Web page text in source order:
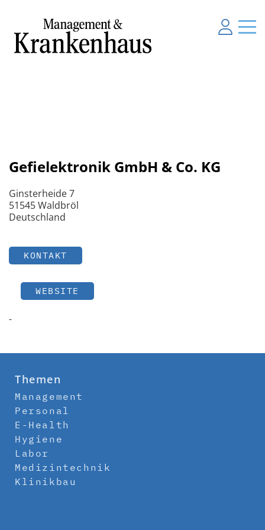
Gefielektronik GmbH & Co. KG
Ginsterheide 7
51545 Waldbröl
Deutschland
KONTAKT
WEBSITE
-
Themen
Management
Personal
E-Health
Hygiene
Labor
Medizintechnik
Klinikbau